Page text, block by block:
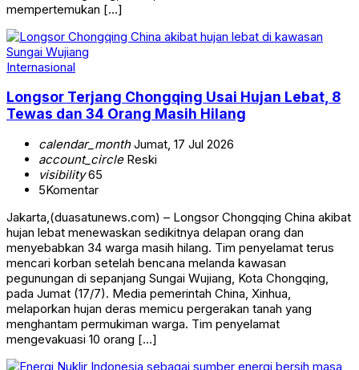
mempertemukan […]
Internasional
Longsor Terjang Chongqing Usai Hujan Lebat, 8
Tewas dan 34 Orang Masih Hilang
calendar_monthJumat, 17 Jul 2026
account_circleReski
visibility65
5Komentar
Jakarta,(duasatunews.com) – Longsor Chongqing China akibat
hujan lebat menewaskan sedikitnya delapan orang dan
menyebabkan 34 warga masih hilang. Tim penyelamat terus
mencari korban setelah bencana melanda kawasan
pegunungan di sepanjang Sungai Wujiang, Kota Chongqing,
pada Jumat (17/7). Media pemerintah China, Xinhua,
melaporkan hujan deras memicu pergerakan tanah yang
menghantam permukiman warga. Tim penyelamat
mengevakuasi 10 orang […]